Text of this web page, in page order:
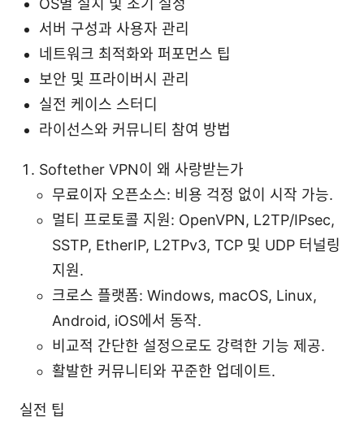
OS별 설치 및 초기 설정
서버 구성과 사용자 관리
네트워크 최적화와 퍼포먼스 팁
보안 및 프라이버시 관리
실전 케이스 스터디
라이선스와 커뮤니티 참여 방법
Softether VPN이 왜 사랑받는가
무료이자 오픈소스: 비용 걱정 없이 시작 가능.
멀티 프로토콜 지원: OpenVPN, L2TP/IPsec,
SSTP, EtherIP, L2TPv3, TCP 및 UDP 터널링
지원.
크로스 플랫폼: Windows, macOS, Linux,
Android, iOS에서 동작.
비교적 간단한 설정으로도 강력한 기능 제공.
활발한 커뮤니티와 꾸준한 업데이트.
실전 팁